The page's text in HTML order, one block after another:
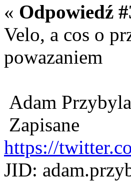
« Odpowiedź
Velo, a cos o
powazaniem
Adam Przybyla
Zapisane
https://
JID: